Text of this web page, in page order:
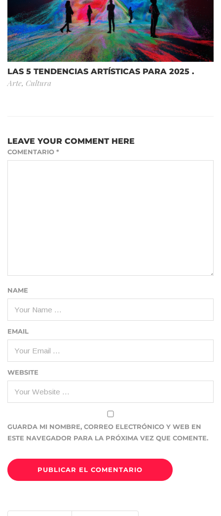
LAS 5 TENDENCIAS ARTÍSTICAS PARA 2025 .
Arte, Cultura
LEAVE YOUR COMMENT HERE
COMENTARIO *
NAME
EMAIL
WEBSITE
GUARDA MI NOMBRE, CORREO ELECTRÓNICO Y WEB EN
ESTE NAVEGADOR PARA LA PRÓXIMA VEZ QUE COMENTE.